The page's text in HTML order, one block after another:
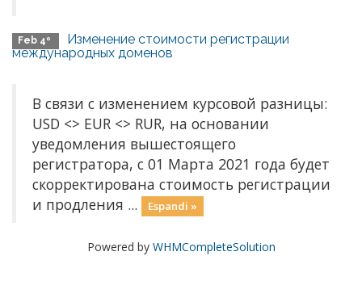
Feb 4º
Изменение стоимости регистрации
международных доменов
В связи с изменением курсовой разницы:
USD <> EUR <> RUR, на основании
уведомления вышестоящего
регистратора, с 01 Марта 2021 года будет
скорректирована стоимость регистрации
и продления ...
Espandi »
Powered by WHMCompleteSolution